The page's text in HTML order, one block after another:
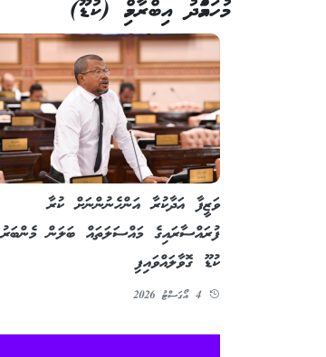
މުހައްމަދު އިބްރާހިމް (ކުޑޫ)
ވަޒީފާ އަދާކުރާ އަންހެނުންނަށް ކުރާ
ފުރައްސާރައިގެ މައްސަލަތައް ބަލަން މެންބަރު
ކުޑޫ ގޮވާލައްވައިފި
4 އޯގަސްޓު 2026